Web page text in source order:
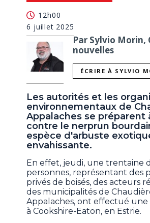
12h00
6 juillet 2025
Par Sylvio Morin,
nouvelles
ÉCRIRE À SYLVIO
Les autorités et les
environnementaux de
Appalaches se préparent
contre le nerprun
espèce d'arbuste
envahissante.
En effet, jeudi, une trentaine
personnes, représentant des
privés de boisés, des acteurs
des municipalités de
Appalaches, ont effectué une
à Cookshire-Eaton, en Estrie.